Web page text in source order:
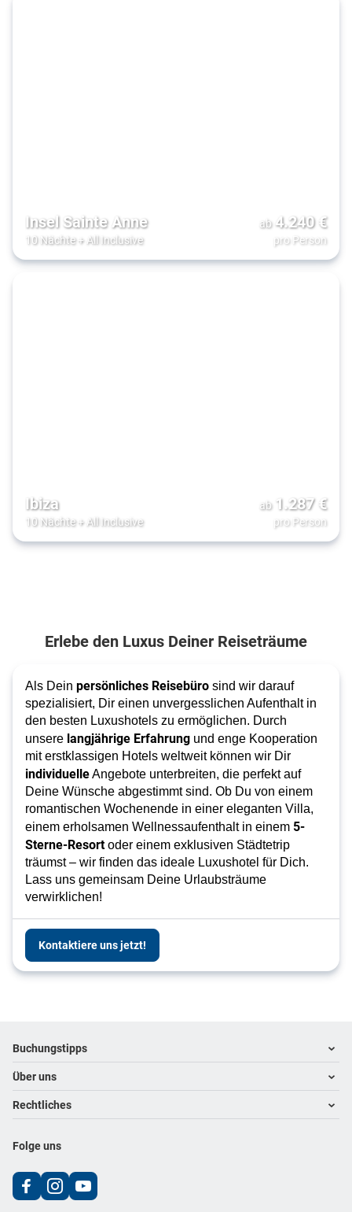
Insel Sainte Anne
10 Nächte+ All Inclusive
ab 4.240€
pro Person
Ibiza
10 Nächte+ All Inclusive
ab 1.287€
pro Person
Erlebe den Luxus Deiner Reiseträume
Als Dein persönliches Reisebüro sind wir darauf
spezialisiert, Dir einen unvergesslichen Aufenthalt in
den besten Luxushotels zu ermöglichen. Durch
unsere langjährige Erfahrung und enge Kooperation
mit erstklassigen Hotels weltweit können wir Dir
individuelleAngebote unterbreiten, die perfekt auf
Deine Wünsche abgestimmt sind. Ob Du von einem
romantischen Wochenende in einer eleganten Villa,
einem erholsamen Wellnessaufenthalt in einem 5-
Sterne-Resortoder einem exklusiven Städtetrip
träumst – wir finden das ideale Luxushotel für Dich.
Lass uns gemeinsam Deine Urlaubsträume
verwirklichen!
Kontaktiere uns jetzt!
Footer navigation
Buchungstipps
Warum im Reisebüro buchen
Hoteltipps
Reisewelten
Über uns
Kontakt
Karriere
Rechtliches
Folge uns